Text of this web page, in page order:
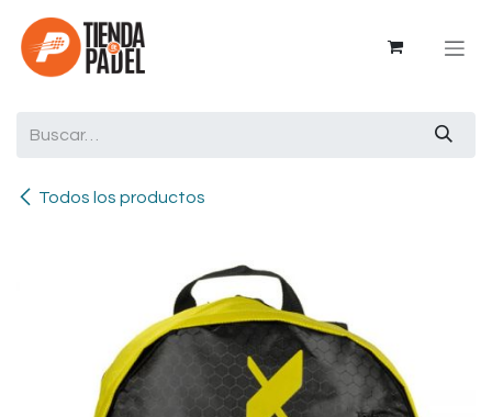
Ir al contenido
Todos los productos